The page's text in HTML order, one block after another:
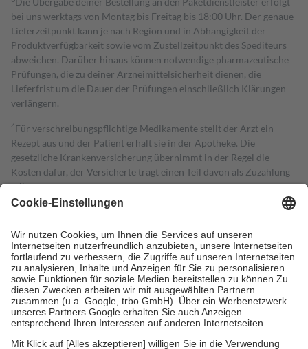
bei uns werktags von Montag bis Freitag bis 18:00 Uhr. Der genaue
Lieferzeitpunkt kann je nach Region und in Abhängigkeit der
Produktverfügbarkeit sowie vom Zustellzeitpunkt des Spediteurs
abweichen. Darüber hinaus können notwendige pharmazeutische
Prüfungen, die zu deiner Arzneimittelsicherheit dienen, die
Lieferfrist um die Dauer der Prüfungen einschließlich Klärungen
verlängern.
4Für verschreibungspflichtige Medikamente stellt der Arzt ein
Rezept aus und der Patient erhält sie in der Apotheke. Die
gesetzliche Krankenversicherung übernimmt in der Regel die
Kosten dafür, der Versicherte trägt einen Teil davon als Zuzahlung
mit.
Grundsätzlich leisten Mitglieder Zuzahlungen in Höhe von zehn
höchstens zehn Euro.
Es sind jedoch nie mehr als die tatsächlichen
Kosten der Leistung zu entrichten.
Diese Regeln gelten grundsätzlich auch für Online-Apotheken.
Bei Heilmitteln und häuslicher Krankenpflege beträgt die
Zuzahlung zehn Prozent der Kosten sowie zehn Euro je
Verordnung.
Um das Engagement der Versicherten für ihre eigene Gesundheit zu
stärken und die besondere Stellung der Familie zu unterstützen,
fallenkeine Zuzahlungenan bei: